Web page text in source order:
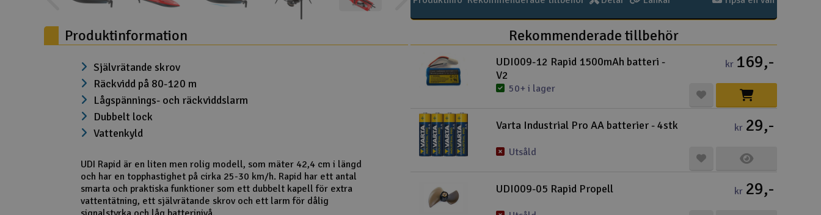
Smarthem, lek och hobby
Solenergi
Verktyg, utrustning och tillbehör
Presentkort
Produktinformation
Självrätande skrov
Räckvidd på 80-120 m
Lågspännings- och räckviddslarm
Dubbelt lock
Vattenkyld
UDI Rapid är en liten men rolig modell, som mäter 42,4 cm i längd
och har en topphastighet på cirka 25-30 km/h. Rapid har ett antal
smarta och praktiska funktioner som ett dubbelt kapell för extra
vattentätning, ett självrätande skrov och ett larm för dålig
Rekommenderade tillbehör
UDI009-12 Rapid 1500mAh batteri -
V2
50+ i lager
kr 169,-
Varta Industrial Pro AA batterier - 4stk
Utsåld
kr 29,-
UDI009-05 Rapid Propell kr 29,-